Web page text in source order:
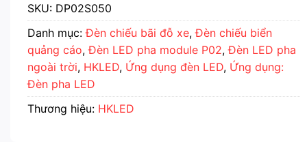
SKU: DP02S050
Danh mục:Đèn chiếu bãi đỗ xe,Đèn chiếu biển
quảng cáo,Đèn LED pha module P02,Đèn LED pha
ngoài trời, HKLED, Ứng dụng đèn LED, Ứng dụng:
Đèn pha LED
Thương hiệu: HKLED